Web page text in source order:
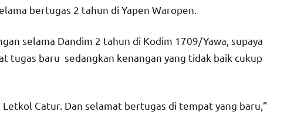
bertugas 2 tahun di Yapen Waropen.
selama Dandim 2 tahun di Kodim 1709/Yawa, supaya
tugas baru sedangkan kenangan yang tidak baik cukup
Catur. Dan selamat bertugas di tempat yang baru,”